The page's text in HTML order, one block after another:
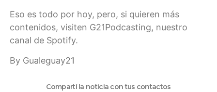
Eso es todo por hoy, pero, si quieren más
contenidos, visiten G21Podcasting, nuestro
canal de Spotify.
By Gualeguay21
Compartí la noticia con tus contactos